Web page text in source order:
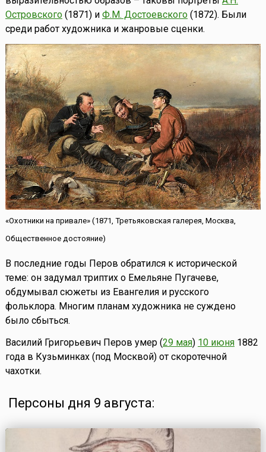
Островского(1871) и Ф.М. Достоевского(1872). Были
среди работ художника и жанровые сценки.
«Охотники на привале» (1871, Третьяковская галерея, Москва,
Общественное достояние)
В последние годы Перов обратился к исторической
теме: он задумал триптих о Емельяне Пугачеве,
обдумывал сюжеты из Евангелия и русского
фольклора. Многим планам художника не суждено
было сбыться.
Василий Григорьевич Перов умер (29 мая) 10 июня1882
года в Кузьминках (под Москвой) от скоротечной
чахотки.
Персоны дня 9 августа: